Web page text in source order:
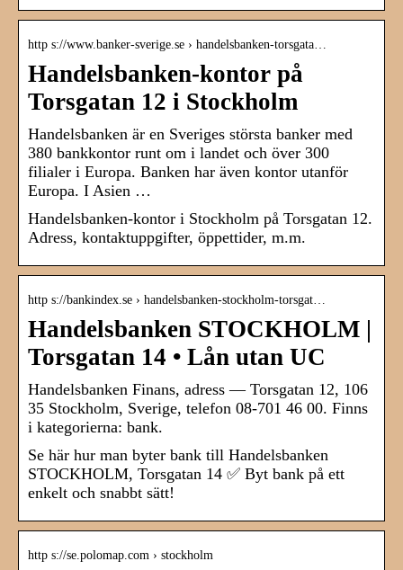
http s://www.banker-sverige.se › handelsbanken-torsgata…
Handelsbanken-kontor på
Torsgatan 12 i Stockholm
Handelsbanken är en Sveriges största banker med
380 bankkontor runt om i landet och över 300
filialer i Europa. Banken har även kontor utanför
Europa. I Asien …
Handelsbanken-kontor i Stockholm på Torsgatan 12.
Adress, kontaktuppgifter, öppettider, m.m.
http s://bankindex.se › handelsbanken-stockholm-torsgat…
Handelsbanken STOCKHOLM |
Torsgatan 14 • Lån utan UC
Handelsbanken Finans, adress — Torsgatan 12, 106
35 Stockholm, Sverige, telefon 08-701 46 00. Finns
i kategorierna: bank.
Se här hur man byter bank till Handelsbanken
STOCKHOLM, Torsgatan 14 ✅ Byt bank på ett
enkelt och snabbt sätt!
http s://se.polomap.com › stockholm